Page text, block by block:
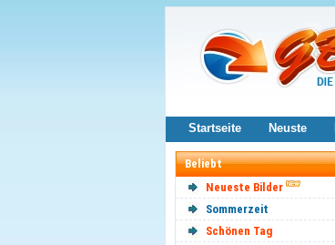
Startseite Neuste
Beliebt
Neueste Bilder
Sommerzeit
Schönen Tag